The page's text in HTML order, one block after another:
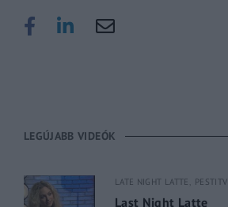
LEGÚJABB VIDEÓK
LATE NIGHT LATTE PESTITV
Last Night Latte